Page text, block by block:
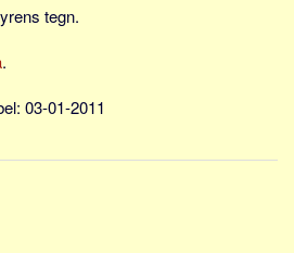
tegn.
.
03-01-2011